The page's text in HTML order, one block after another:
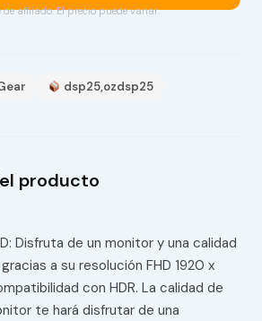
de afiliado. El precio puede variar.
dsp25,ozdsp25
producto
Disfruta de un monitor y una calidad
a su resolución FHD 1920 x
con HDR. La calidad de
te hará disfrutar de una